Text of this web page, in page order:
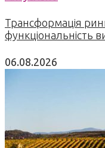
Трансформація
функціональність
06.08.2026